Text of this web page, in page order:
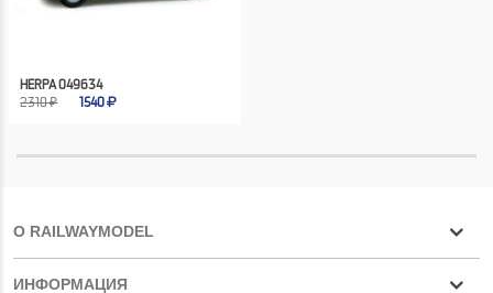
HERPA 049634
2310 ₽
1540
О RAILWAYMODEL
ИНФОРМАЦИЯ